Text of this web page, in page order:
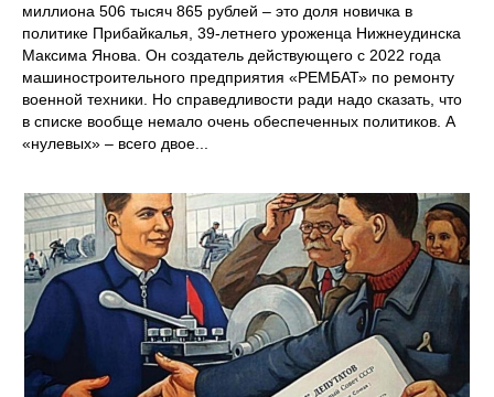
миллиона 506 тысяч 865 рублей – это доля новичка в
политике Прибайкалья, 39-летнего уроженца Нижнеудинска
Максима Янова. Он создатель действующего с 2022 года
машиностроительного предприятия «РЕМБАТ» по ремонту
военной техники. Но справедливости ради надо сказать, что
в списке вообще немало очень обеспеченных политиков. А
«нулевых» – всего двое...